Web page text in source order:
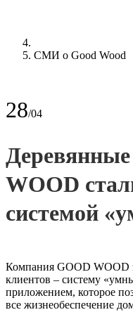
СМИ о Good Wood
28/04
WOOD
системой
Компания GOOD WOOD
клиентов – систему
приложением, которое
все жизнеобеспечение